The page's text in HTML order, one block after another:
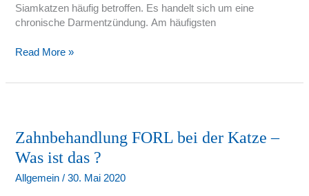
Siamkatzen häufig betroffen. Es handelt sich um eine
chronische Darmentzündung. Am häufigsten
Read More »
Zahnbehandlung FORL bei der Katze –
Was ist das ?
Allgemein /30. Mai 2020
bei
Katze
–